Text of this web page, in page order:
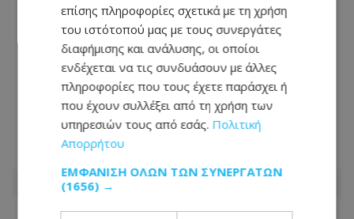
Εν ψυχρώ δολοφονία ζευγαριού σε
μπαρ στην Κολομβία: Η γυναίκα
προσπάθησε να προστατεύσει τον
άνδρα της - Δείτε βίντεο
06.08.2026 - 07:49
επίσης πληροφορίες σχετικά με τη χρήση
του ιστότοπού μας με τους συνεργάτες
διαφήμισης και ανάλυσης, οι οποίοι
ενδέχεται να τις συνδυάσουν με άλλες
πληροφορίες που τους έχετε παράσχει ή
που έχουν συλλέξει από τη χρήση των
υπηρεσιών τους από εσάς. Πολιτική
Απορρήτου
ΕΜΦΆΝΙΣΗ ΌΛΩΝ ΤΩΝ ΣΥΝΕΡΓΑΤΏΝ
(1656) →